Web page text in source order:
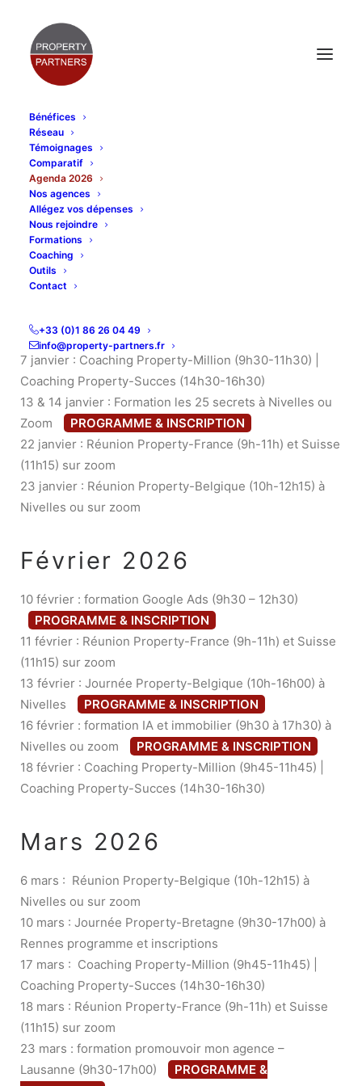
Bénéfices
Réseau
Témoignages
Comparatif
Agenda 2026
Nos agences
Allégez vos dépenses
Nous rejoindre
Formations
Coaching
Outils
Contact
+33 (0)1 86 26 04 49
info@property-partners.fr
Janvier 2026
7 janvier : Coaching Property-Million (9h30-11h30) |
Coaching Property-Succes (14h30-16h30)
13 & 14 janvier : Formation les 25 secrets à Nivelles ou
Zoom
PROGRAMME & INSCRIPTION
22 janvier : Réunion Property-France (9h-11h) et Suisse
(11h15) sur zoom
23 janvier : Réunion Property-Belgique (10h-12h15) à
Nivelles ou sur zoom
Février 2026
10 février : formation Google Ads (9h30 – 12h30)
PROGRAMME & INSCRIPTION
11 février : Réunion Property-France (9h-11h) et Suisse
(11h15) sur zoom
13 février : Journée Property-Belgique (10h-16h00) à
Nivelles
PROGRAMME & INSCRIPTION
16 février : formation IA et immobilier (9h30 à 17h30) à
Nivelles ou zoom
PROGRAMME & INSCRIPTION
18 février : Coaching Property-Million (9h45-11h45) |
Coaching Property-Succes (14h30-16h30)
Mars 2026
6 mars : Réunion Property-Belgique (10h-12h15) à
Nivelles ou sur zoom
10 mars : Journée Property-Bretagne (9h30-17h00) à
Rennes programme et inscriptions
17 mars : Coaching Property-Million (9h45-11h45) |
Coaching Property-Succes (14h30-16h30)
18 mars : Réunion Property-France (9h-11h) et Suisse
(11h15) sur zoom
23 mars : formation promouvoir mon agence –
Lausanne (9h30-17h00)
PROGRAMME &